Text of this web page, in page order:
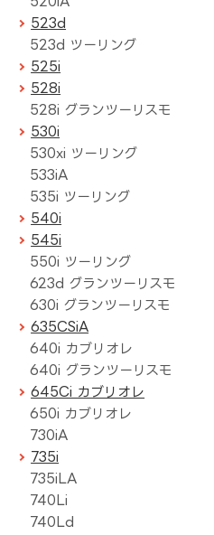
523d
523d ツーリング
525i
528i
528i グランツーリスモ
530i
530xi ツーリング
533iA
535i ツーリング
540i
545i
550i ツーリング
623d グランツーリスモ
630i グランツーリスモ
635CSiA
640i カブリオレ
640i グランツーリスモ
645Ci カブリオレ
650i カブリオレ
730iA
735i
735iLA
740Li
740Ld